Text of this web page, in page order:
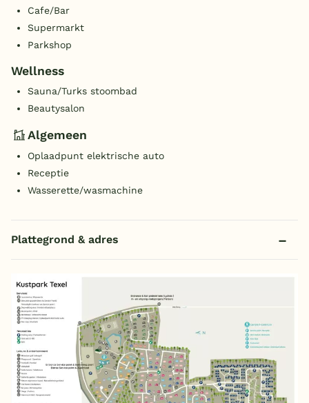
Cafe/Bar
Supermarkt
Parkshop
Wellness
Sauna/Turks stoombad
Beautysalon
Algemeen
Oplaadpunt elektrische auto
Receptie
Wasserette/wasmachine
Plattegrond & adres